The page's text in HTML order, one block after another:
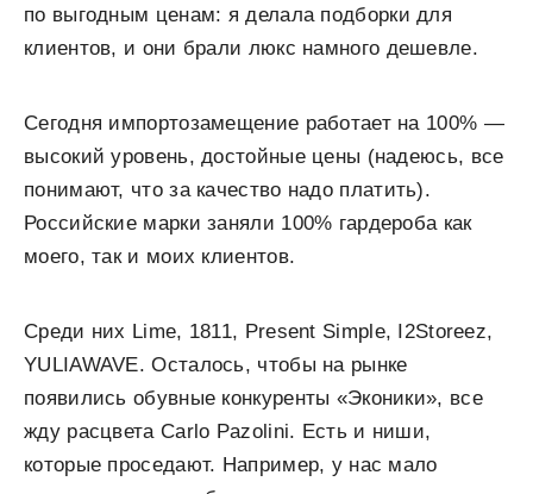
по выгодным ценам: я делалаподборки для
клиентов, и они брали люкс намного дешевле.
Сегодня импортозамещение работает на 100% —
высокий уровень, достойные цены (надеюсь, все
понимают, что за качество надо платить).
Российские марки заняли 100% гардероба как
моего, так и моих клиентов.
Среди них Lime, 1811, Present Simple, I2Storeez,
YULIAWAVE. Осталось, чтобы на рынке
появились обувные конкуренты «Эконики», все
жду расцвета Carlo Pazolini. Есть и ниши,
которые проседают. Например, у нас мало